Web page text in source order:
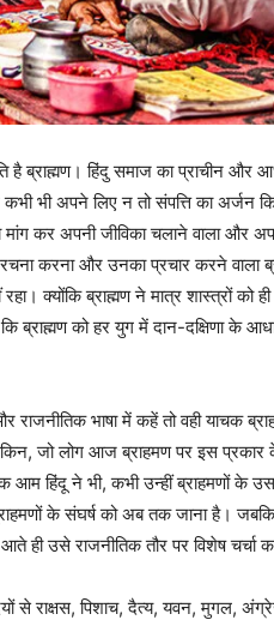
है ब्राह्मण। हिंदु समाज का प्राचीन
भी अपने लिए न तो संपत्ति का अर्जन
मांग कर अपनी जीविका चलाने वाला
करना और उनका प्रचार करने वाला
क्योंकि ब्राह्मण ने मात्र शास्त्रों
ब्राह्मण को हर युग में दान-दक्षिणा के
राजनीतिक भाषा में कहें तो वही याचक
जो लोग आज ब्राहमण पर इस
हिंदू ने भी, कभी उन्हीं ब्राहमणों के उस
के संघर्ष को अब तक जाना है।
उसे राजनीतिक तौर पर विशेष चर्चा का
से राक्षस, पिशाच, दैत्य, यवन, मुगल,